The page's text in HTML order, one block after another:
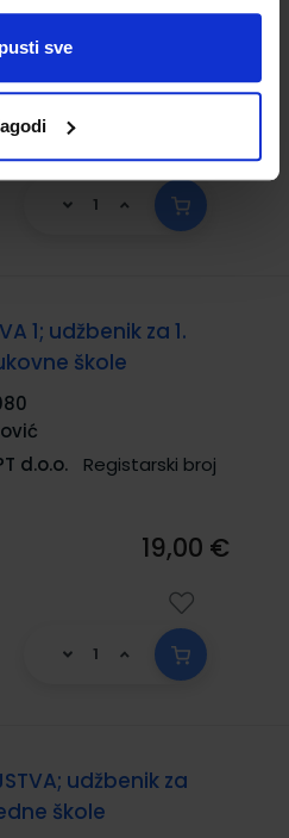
sve
d.o.o.
Registarski broj
19,00 €
1; udžbenik za 1.
škole
d.o.o.
Registarski broj
19,00 €
udžbenik za
škole